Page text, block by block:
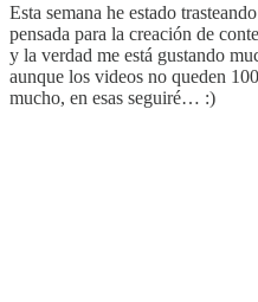
Esta semana he estado
pensada para la creación de
y la verdad me está gustando
aunque los videos no queden
mucho, en esas seguiré… :)